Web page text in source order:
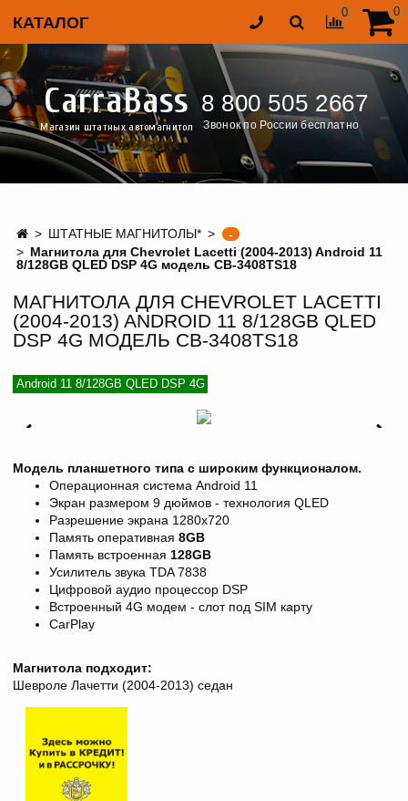
КАТАЛОГ
0 0
CarraBass
Магазин штатных автомагнитол
8 800 505 2667
Звонок по России бесплатно
ШТАТНЫЕ МАГНИТОЛЫ*
-
Магнитола для Chevrolet Lacetti (2004-2013) Android 11
8/128GB QLED DSP 4G модель CB-3408TS18
МАГНИТОЛА ДЛЯ CHEVROLET LACETTI
(2004-2013) ANDROID 11 8/128GB QLED
DSP 4G МОДЕЛЬ CB-3408TS18
Android 11 8/128GB QLED DSP 4G
Модель планшетного типа с широким функционалом.
Операционная система Android 11
Экран размером 9 дюймов - технология QLED
Разрешение экрана 1280х720
Память оперативная 8GB
Память встроенная 128GB
Усилитель звука TDA 7838
Цифровой аудио процессор DSP
Встроенный 4G модем - слот под SIM карту
CarPlay
Магнитола подходит:
Шевроле Лачетти (2004-2013) седан